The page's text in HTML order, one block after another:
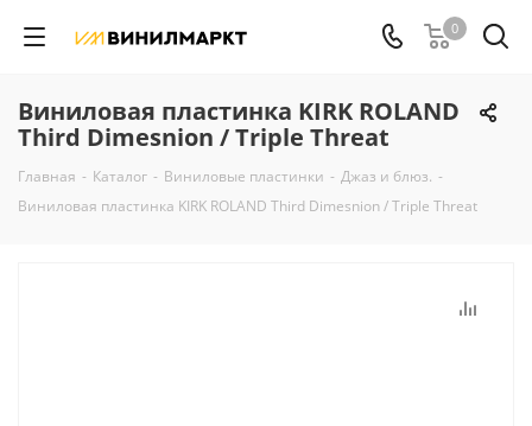
0
Виниловая пластинка KIRK ROLAND
Third Dimesnion / Triple Threat
Главная - Каталог - Виниловые пластинки - Джаз и блюз. -
Виниловая пластинка KIRK ROLAND Third Dimesnion / Triple Threat